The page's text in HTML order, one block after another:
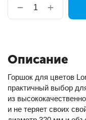
+
−
Описание
Горшок для цветов
практичный выбор
из
и не теряет своих